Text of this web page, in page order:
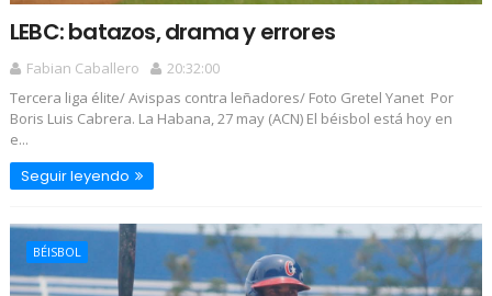
LEBC: batazos, drama y errores
Fabian Caballero
20:32:00
Tercera liga élite/ Avispas contra leñadores/ Foto Gretel Yanet Por
Boris Luis Cabrera. La Habana, 27 may (ACN) El béisbol está hoy en
e...
Seguir leyendo
BÉISBOL